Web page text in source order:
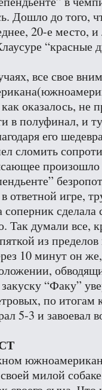
Дошло до того,
20-е место, и
“красные
все свое
оказалось, не
в полуфинал, и
его
сломить
ответной игре,
сделала
Так думали все,
из
10 минут он
“Факу”
по итогам
5-3 и завоевал
милой